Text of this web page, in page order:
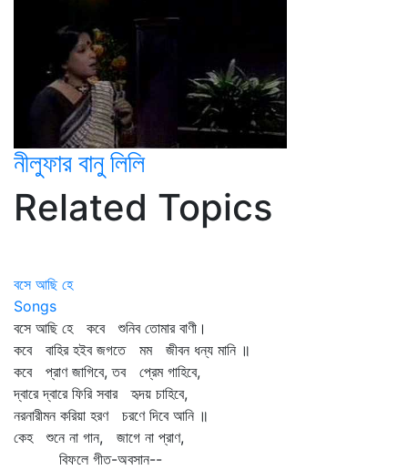
নীলুফার বানু লিলি
Related Topics
বসে আছি হে
Songs
বসে আছি হে কবে শুনিব তোমার বাণী।
কবে বাহির হইব জগতে মম জীবন ধন্য মানি ॥
কবে প্রাণ জাগিবে, তব প্রেম গাহিবে,
দ্বারে দ্বারে ফিরি সবার হৃদয় চাহিবে,
নরনারীমন করিয়া হরণ চরণে দিবে আনি ॥
কেহ শুনে না গান, জাগে না প্রাণ,
বিফলে গীত-অবসান--